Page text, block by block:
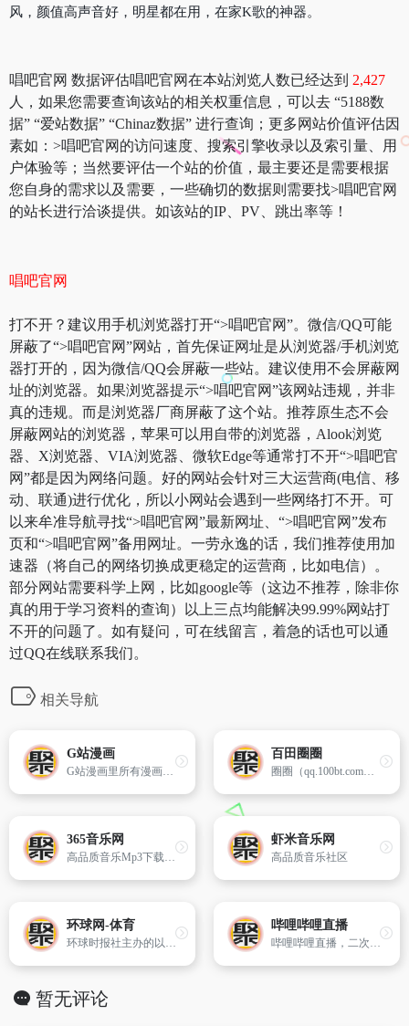
风，颜值高声音好，明星都在用，在家K歌的神器。
唱吧官网 数据评估唱吧官网在本站浏览人数已经达到 2,427
人，如果您需要查询该站的相关权重信息，可以去 “5188数
据” “爱站数据” “Chinaz数据” 进行查询；更多网站价值评估因
素如：>唱吧官网的访问速度、搜索引擎收录以及索引量、用
户体验等；当然要评估一个站的价值，最主要还是需要根据
您自身的需求以及需要，一些确切的数据则需要找>唱吧官网
的站长进行洽谈提供。如该站的IP、PV、跳出率等！
唱吧官网
打不开？建议用手机浏览器打开“>唱吧官网”。微信/QQ可能
屏蔽了“>唱吧官网”网站，首先保证网址是从浏览器/手机浏览
器打开的，因为微信/QQ会屏蔽一些站。建议使用不会屏蔽网
址的浏览器。如果浏览器提示“>唱吧官网”该网站违规，并非
真的违规。而是浏览器厂商屏蔽了这个站。推荐原生态不会
屏蔽网站的浏览器，苹果可以用自带的浏览器，Alook浏览
器、X浏览器、VIA浏览器、微软Edge等通常打不开“>唱吧官
网”都是因为网络问题。好的网站会针对三大运营商(电信、移
动、联通)进行优化，所以小网站会遇到一些网络打不开。可
以来牟准导航寻找“>唱吧官网”最新网址、“>唱吧官网”发布
页和“>唱吧官网”备用网址。一劳永逸的话，我们推荐使用加
速器（将自己的网络切换成更稳定的运营商，比如电信）。
部分网站需要科学上网，比如google等（这边不推荐，除非你
真的用于学习资料的查询）以上三点均能解决99.99%网站打
不开的问题了。如有疑问，可在线留言，着急的话也可以通
过QQ在线联系我们。
相关导航
G站漫画
G站漫画里所有漫画均提供高质量的图片，加载速度快，操作简便，支持多种阅读模式。各类玄幻漫画，言情漫画，穿越漫画，仙侠漫画，都市漫画应有尽有！
百田圈圈
圈圈（qq.100bt.com）是专为中国儿童打造的在线交流平台,儿童在这里可以分享自己的想法,了解彼此的个性,成为儿童自己的交流天地。
365音乐网
高品质音乐Mp3下载试听网站,提供最新最好听的流行歌曲、网络歌曲,以及权威、全面的歌曲排行榜。
虾米音乐网
高品质音乐社区
环球网-体育
环球时报社主办的以国际资讯为主的新闻网站
哔哩哔哩直播
哔哩哔哩直播，二次元弹幕直播平台
暂无评论